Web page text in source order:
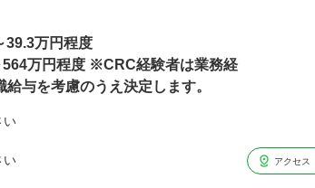
39.3万円程度
564万円程度 ※CRC経験者は業務経
与を考慮のうえ決定します。
い
アクセス